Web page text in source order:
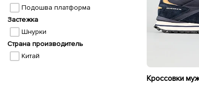
Подошва платформа
Застежка
Шнурки
Страна производитель
Китай